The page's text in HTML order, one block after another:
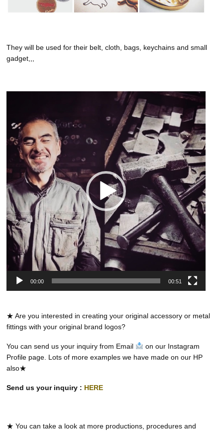
They will be used for their belt, cloth, bags, keychains and small
gadget,,,
レ
ー
00:00 00:51
★ Are you interested in creating your original accessory or metal
fittings with your original brand logos?
You can send us your inquiry from Email
on our Instagram
Profile page. Lots of more examples we have made on our HP
also★
Send us your inquiry : HERE
★ You can take a look at more productions, procedures and